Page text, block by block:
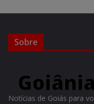
Sobre
Notícias de Goiás para